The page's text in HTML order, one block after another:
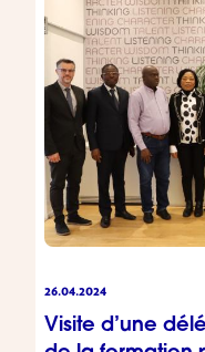
26.04.2024
Visite d’une